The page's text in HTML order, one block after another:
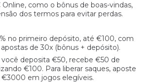
Online, como o bônus de boas-vindas,
dos termos para evitar perdas.
no primeiro depósito, até €100, com
de 30x (bônus + depósito).
você deposita €50, recebe €50 de
€100. Para liberar saques, aposte
€3000 em jogos elegíveis.